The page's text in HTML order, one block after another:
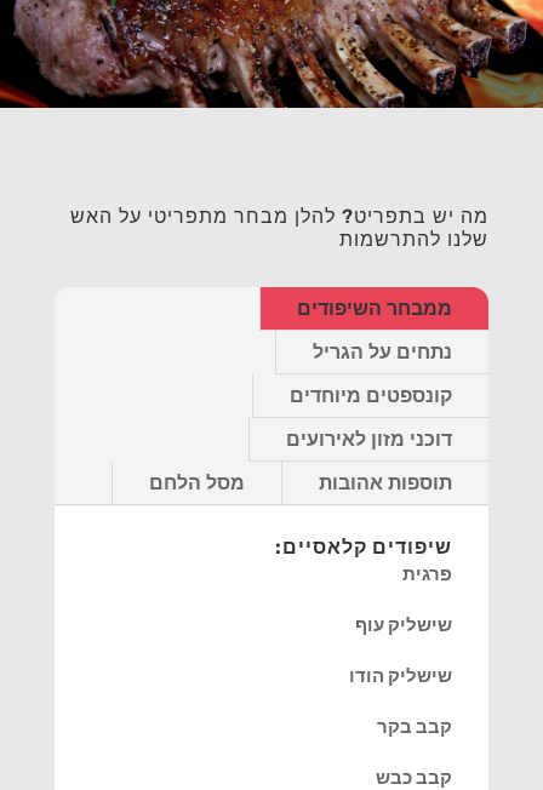
מה יש בתפריט? להלן מבחר מתפריטי על האש
שלנו להתרשמות
ממבחר השיפודים
נתחים על הגריל
קונספטים מיוחדים
דוכני מזון לאירועים
תוספות אהובות
מסל הלחם
שיפודים קלאסיים:
פרגית
שישליק עוף
שישליק הודו
קבב בקר
קבב כבש